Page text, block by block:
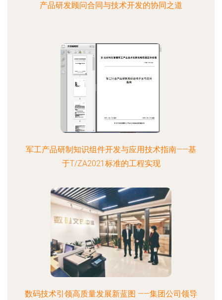
产品研发顾问合同与技术开发的协同之道
军工产品研制知识组件开发与应用技术指南——基
于T/ZA2021标准的工程实现
数码技术引领高质量发展新蓝图 ——集团公司领导